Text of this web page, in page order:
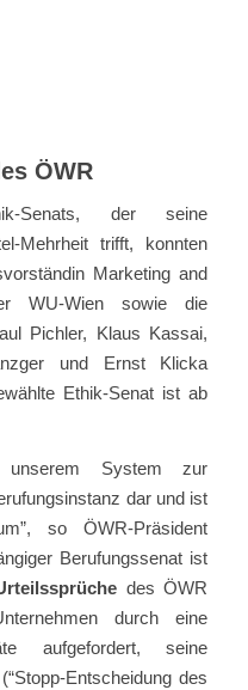
ÖWR
Senats, der seine
Mehrheit trifft, konnten
Marketing and
WU-Wien sowie die
Pichler, Klaus Kassai,
und Ernst Klicka
Ethik-Senat ist ab
System zur
dar und ist
so ÖWR-Präsident
Berufungssenat ist
des ÖWR
durch eine
aufgefordert, seine
Entscheidung des